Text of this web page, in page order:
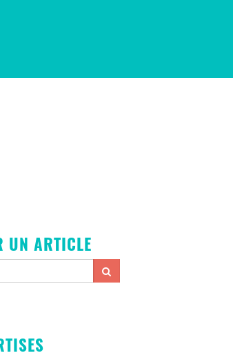
UN ARTICLE